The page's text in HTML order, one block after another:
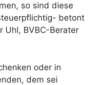
so sind diese
betont
Uhl, BVBC-Berater
oder in
dem sei